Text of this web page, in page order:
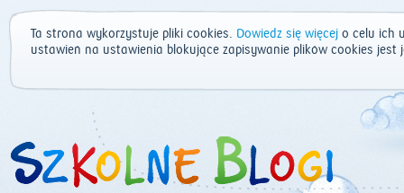
Ta strona wykorzystuje pliki cookies. Dowiedz się więcej o celu ich
ustawień na ustawienia blokujące zapisywanie plików cookies